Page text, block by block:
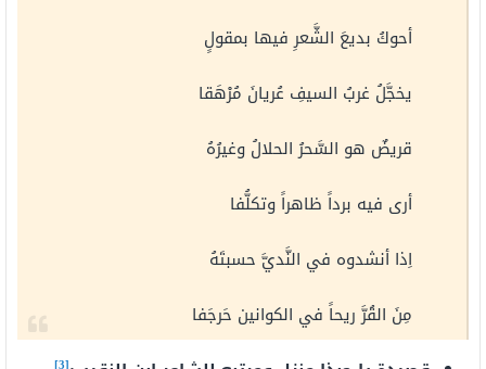
أحوكُ بديعَ الشَّعرِ فيها بمقولٍ
يخجَّلُ غربُ السيفِ عُريانَ مُرْهَقا
قريضٌ هو السَّحرُ الحلالُ وغيرُهُ
أرى فيه برداً ظاهراً وتكلُّفا
اِذا أنشدوه في النَّديَّ حسبتَهُ
مِنَ القُرَّ ريحاً في الكوانين حَرجَفا